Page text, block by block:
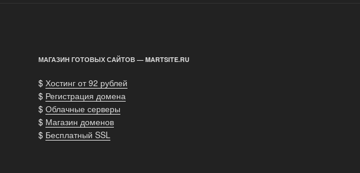
МАГАЗИН ГОТОВЫХ САЙТОВ — MARTSITE.RU
$ Хостинг от 92 рублей
$ Регистрация домена
$ Облачные серверы
$ Магазин доменов
$ Бесплатный SSL